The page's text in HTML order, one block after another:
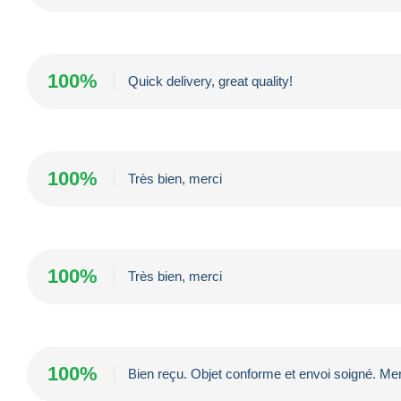
100% Quick delivery, great quality!
100% Très bien, merci
100% Très bien, merci
100% Bien reçu. Objet conforme et envoi soigné.